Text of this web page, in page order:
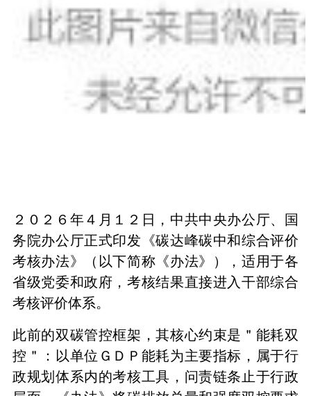
２０２６年４月１２日，中共中央办公厅、国
务院办公厅正式印发《碳达峰碳中和综合评价
考核办法》（以下简称《办法》），适用于各
省级党委和政府，考核结果直接进入干部综合
考核评价体系。
此前的双碳管控框架，其核心约束是＂能耗双
控＂：以单位ＧＤＰ能耗为主要指标，属于行
政规划体系内的考核工具，问责链条止于行政